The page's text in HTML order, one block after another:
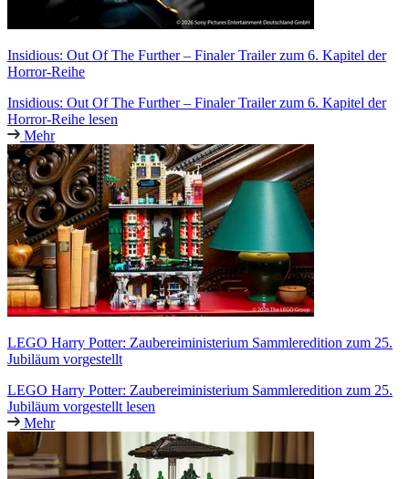
Insidious: Out Of The Further – Finaler Trailer zum 6. Kapitel der
Horror-Reihe
Insidious: Out Of The Further – Finaler Trailer zum 6. Kapitel der
Horror-Reihe lesen
Mehr
LEGO Harry Potter: Zaubereiministerium Sammleredition zum 25.
Jubiläum vorgestellt
LEGO Harry Potter: Zaubereiministerium Sammleredition zum 25.
Jubiläum vorgestellt lesen
Mehr